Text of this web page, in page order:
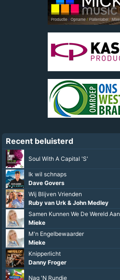
Recent beluisterd
Soul With A Capital 'S'
Ik wil schnaps
Dave Govers
Wij Blijven Vrienden
Ruby van Urk & John Medley
Samen Kunnen We De Wereld Aan
Mieke
M'n Engelbewaarder
Mieke
Knipperlicht
Danny Froger
Nag 'N Rundje